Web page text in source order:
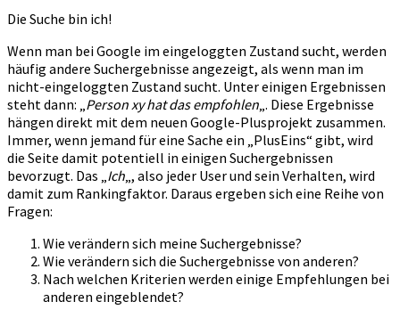
Die Suche bin ich!
Wenn man bei Google im eingeloggten Zustand sucht, werden
häufig andere Suchergebnisse angezeigt, als wenn man im
nicht-eingeloggten Zustand sucht. Unter einigen Ergebnissen
steht dann: „ Person xy hat das empfohlen „. Diese Ergebnisse
hängen direkt mit dem neuen Google-Plusprojekt zusammen.
Immer, wenn jemand für eine Sache ein „PlusEins“ gibt, wird
die Seite damit potentiell in einigen Suchergebnissen
bevorzugt. Das „ Ich „, also jeder User und sein Verhalten, wird
damit zum Rankingfaktor. Daraus ergeben sich eine Reihe von
Fragen:
Wie verändern sich meine Suchergebnisse?
Wie verändern sich die Suchergebnisse von anderen?
Nach welchen Kriterien werden einige Empfehlungen bei
anderen eingeblendet?